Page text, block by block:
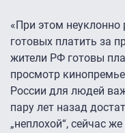
«При этом неуклонно
готовых платить за
жители РФ готовы
просмотр
России для людей
пару лет назад
„неплохой“, сейчас